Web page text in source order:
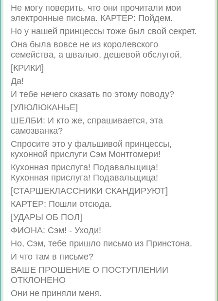
Не могу поверить, что они прочитали мои
электронные письма. КАРТЕР: Пойдем.
Но у нашей принцессы тоже был свой секрет.
Она была вовсе не из королевского
семейства, а швалью, дешевой обслугой.
[КРИКИ]
Да!
И тебе нечего сказать по этому поводу?
[УЛЮЛЮКАНЬЕ]
ШЕЛБИ: И кто же, спрашивается, эта
самозванка?
Спросите это у фальшивой принцессы,
кухонной прислуги Сэм Монтгомери!
Кухонная прислуга! Подавальщица!
Кухонная прислуга! Подавальщица!
[СТАРШЕКЛАССНИКИ СКАНДИРУЮТ]
КАРТЕР: Пошли отсюда.
[УДАРЫ ОБ ПОЛ]
ФИОНA: Сэм! - Уходи!
Но, Сэм, тебе пришло письмо из Принстона.
И что там в письме?
ВАШЕ ПРОШЕНИЕ О ПОСТУПЛЕНИИ
ОТКЛОНЕНО
Они не приняли меня.